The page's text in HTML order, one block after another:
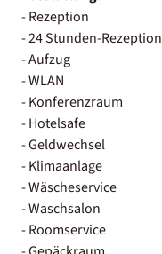
- Rezeption
- 24 Stunden-Rezeption
- Aufzug
- WLAN
- Konferenzraum
- Hotelsafe
- Geldwechsel
- Klimaanlage
- Wäscheservice
- Waschsalon
- Roomservice